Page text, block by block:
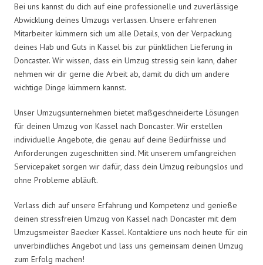
Bei uns kannst du dich auf eine professionelle und zuverlässige
Abwicklung deines Umzugs verlassen. Unsere erfahrenen
Mitarbeiter kümmern sich um alle Details, von der Verpackung
deines Hab und Guts in Kassel bis zur pünktlichen Lieferung in
Doncaster. Wir wissen, dass ein Umzug stressig sein kann, daher
nehmen wir dir gerne die Arbeit ab, damit du dich um andere
wichtige Dinge kümmern kannst.
Unser Umzugsunternehmen bietet maßgeschneiderte Lösungen
für deinen Umzug von Kassel nach Doncaster. Wir erstellen
individuelle Angebote, die genau auf deine Bedürfnisse und
Anforderungen zugeschnitten sind. Mit unserem umfangreichen
Servicepaket sorgen wir dafür, dass dein Umzug reibungslos und
ohne Probleme abläuft.
Verlass dich auf unsere Erfahrung und Kompetenz und genieße
deinen stressfreien Umzug von Kassel nach Doncaster mit dem
Umzugsmeister Baecker Kassel. Kontaktiere uns noch heute für ein
unverbindliches Angebot und lass uns gemeinsam deinen Umzug
zum Erfolg machen!